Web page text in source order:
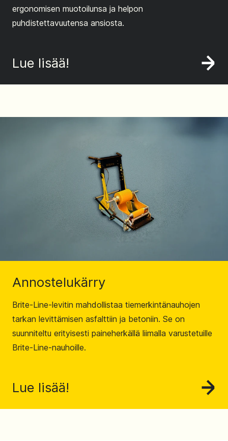
ergonomisen muotoilunsa ja helpon
puhdistettavuutensa ansiosta.
Lue lisää!
Annostelukärry
Brite-Line-levitin mahdollistaa tiemerkintänauhojen
tarkan levittämisen asfalttiin ja betoniin. Se on
suunniteltu erityisesti paineherkällä liimalla varustetuille
Brite-Line-nauhoille.
Lue lisää!